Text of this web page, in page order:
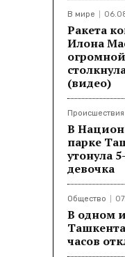
В мире
Ракета
Илона
(видео)
Происшествия
В
парке
утонула
девочка
Общество
В одном
часов